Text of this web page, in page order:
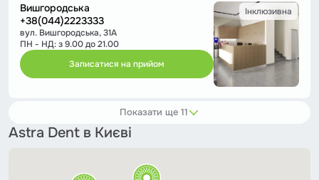
Вишгородська
+38(044)2223333
вул. Вишгородська, 31А
ПН - НД: з 9.00 до 21.00
Записатися на прийом
Інклюзивна
Показати ще 11
Astra Dent в Києві